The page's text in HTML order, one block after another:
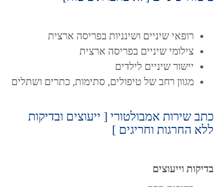
רופאי שיניים ושינניות בפריסה ארצית
צילומי שיניים בפריסה ארצית
יישור שיניים לילדים
מגוון רחב של טיפולים, סתימות, כתרים ושתלים
כתב שירות אמבולטורי [ ייעוצים ובדיקות
ללא החרגות וחריגים ]
בדיקות וייעוצים